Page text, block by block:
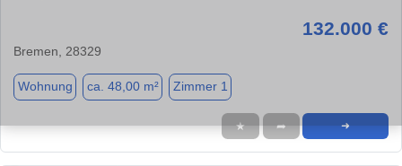
132.000 €
Bremen, 28329
Wohnung ca. 48,00 m² Zimmer 1
★ ➦ ➜